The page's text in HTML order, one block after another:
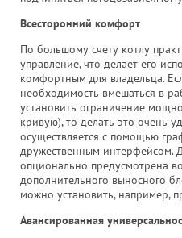
Всесторонний комфорт
По большому счету котлу
управление, что делает его
комфортным для владельца.
необходимость вмешаться в
установить ограничение
кривую), то делать это очень
осуществляется с помощью
дружественным интерфейсом.
опционально предусмотрена
дополнительного выносного
можно установить, например,
Авансированная